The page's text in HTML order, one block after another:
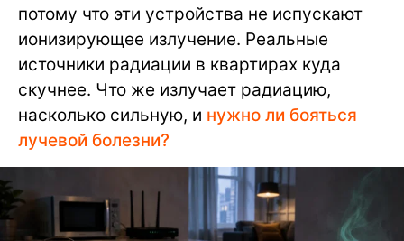
потому что эти устройства не испускают
ионизирующее излучение. Реальные
источники радиации в квартирах куда
скучнее. Что же излучает радиацию,
насколько сильную, и нужно ли бояться
лучевой болезни?